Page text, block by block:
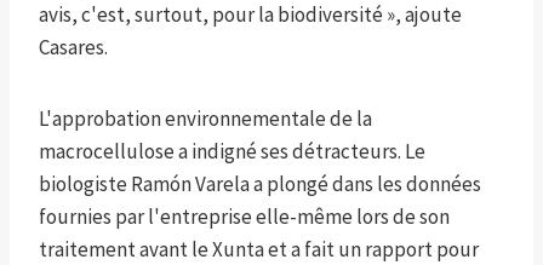
avis, c'est, surtout, pour la biodiversité », ajoute
Casares.
L'approbation environnementale de la
macrocellulose a indigné ses détracteurs. Le
biologiste Ramón Varela a plongé dans les données
fournies par l'entreprise elle-même lors de son
traitement avant le Xunta et a fait un rapport pour